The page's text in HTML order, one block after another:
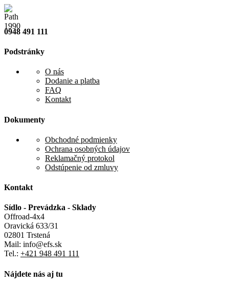
0948 491 111
Podstránky
O nás
Dodanie a platba
FAQ
Kontakt
Dokumenty
Obchodné podmienky
Ochrana osobných údajov
Reklamačný protokol
Odstúpenie od zmluvy
Kontakt
Sídlo - Prevádzka - Sklady
Offroad-4x4
Oravická 633/31
02801 Trstená
Mail: info@efs.sk
Tel.: +421 948 491 111
Nájdete nás aj tu